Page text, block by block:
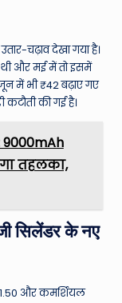
चढ़ाव देखा गया है।
थी और मई में तो इसमें
में भी ₹42 बढ़ाए गए
की गई है।
9000mAh
तहलका,
सिलेंडर के नए
और कमर्शियल